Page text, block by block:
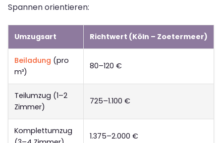
Spannen orientieren:
Umzugsart Richtwert (Köln – Zoetermeer)
Beiladung (pro
m³)
80–120 €
Teilumzug (1–2
Zimmer)
725–1.100 €
Komplettumzug
1.375–2.000 €